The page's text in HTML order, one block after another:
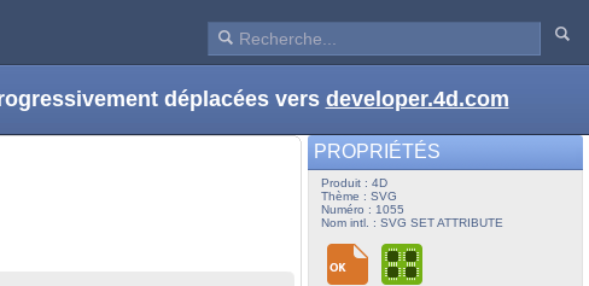
déplacées vers developer.4d.com
PROPRIÉTÉS
Produit : 4D
Thème : SVG
Numéro : 1055
Nom intl. : SVG SET ATTRIBUTE